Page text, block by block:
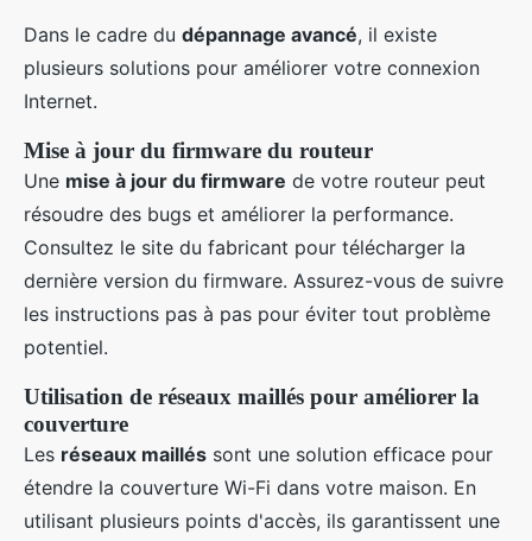
Dans le cadre du dépannage avancé, il existe
plusieurs solutions pour améliorer votre connexion
Internet.
Mise à jour du firmware du routeur
Une mise à jour du firmware de votre routeur peut
résoudre des bugs et améliorer la performance.
Consultez le site du fabricant pour télécharger la
dernière version du firmware. Assurez-vous de suivre
les instructions pas à pas pour éviter tout problème
potentiel.
Utilisation de réseaux maillés pour améliorer la
couverture
Les réseaux maillés sont une solution efficace pour
étendre la couverture Wi-Fi dans votre maison. En
utilisant plusieurs points d'accès, ils garantissent une